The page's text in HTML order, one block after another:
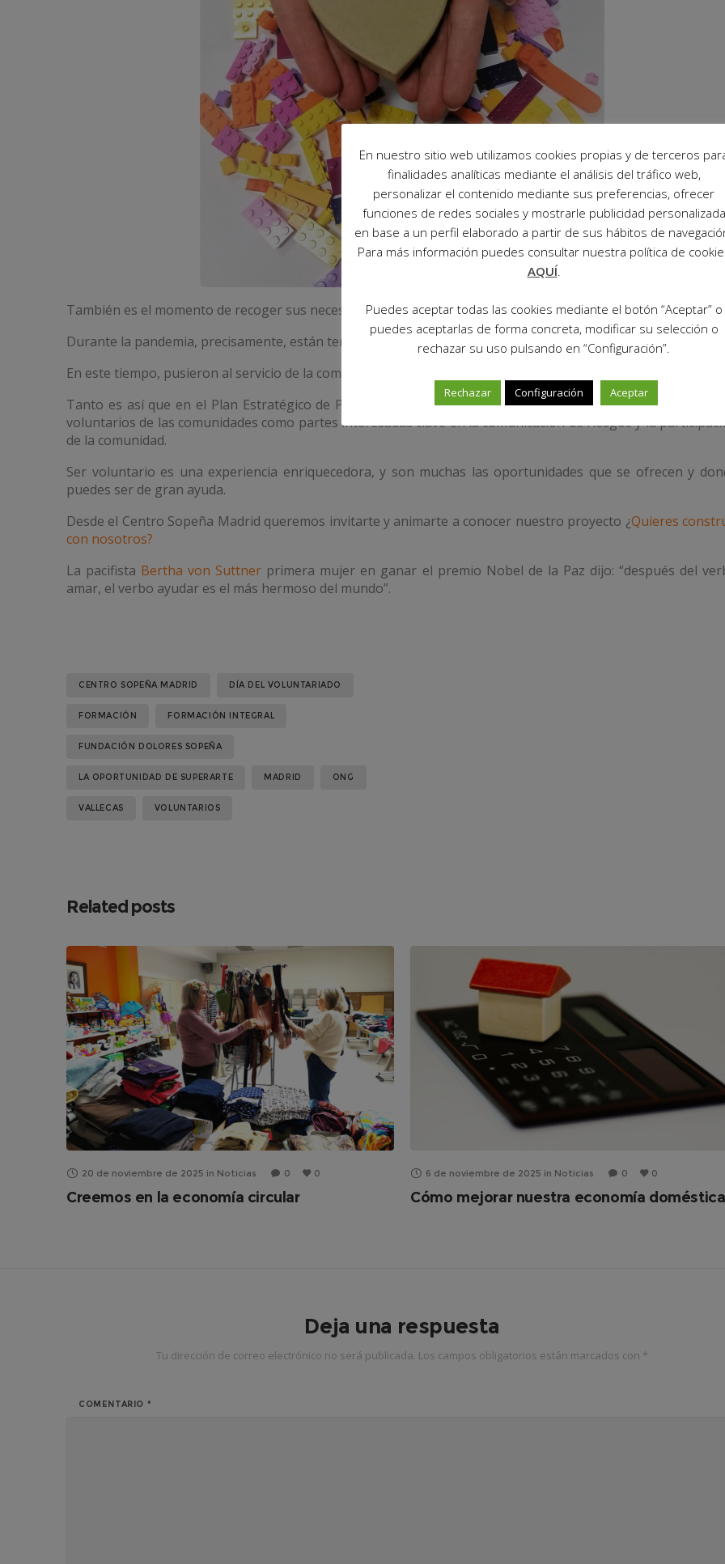
También es el momento de recoger sus necesidades y atender sus dificultades.
Durante la pandemia, precisamente, están teniendo especial importancia.
En este tiempo, pusieron al servicio de la comunidad su trabajo y su tiempo, su respuesta fue inmediata.
Tanto es así que en el Plan Estratégico de Preparación y Respuesta COVID- 19 de la OMS se identifica a
voluntarios de las comunidades como partes interesadas clave en la comunicación de riesgos y la
de la comunidad.
Ser voluntario es una experiencia enriquecedora, y son muchas las oportunidades que se ofrecen y
puedes ser de gran ayuda.
Desde el Centro Sopeña Madrid queremos invitarte y animarte a conocer nuestro proyecto ¿Quieres
con nosotros?
La pacifista Bertha von Suttner primera mujer en ganar el premio Nobel de la Paz dijo: “después del
amar, el verbo ayudar es el más hermoso del mundo”.
CENTRO SOPEÑA MADRID DÍA DEL VOLUNTARIADO
FORMACIÓN FORMACIÓN INTEGRAL
FUNDACIÓN DOLORES SOPEÑA
LA OPORTUNIDAD DE SUPERARTE MADRID ONG
VALLECAS VOLUNTARIOS
Related posts
20 de noviembre de 2025 in Noticias 0 0
Creemos en la economía circular
6 de noviembre de 2025 in Noticias 0 0
Cómo mejorar nuestra economía doméstica
Deja una respuesta
Tu dirección de correo electrónico no será publicada. Los campos obligatorios están marcados con *
COMENTARIO *
En nuestro sitio web utilizamos cookies propias y de terceros
finalidades analíticas mediante el análisis del tráfico web,
personalizar el contenido mediante sus preferencias, ofrecer
funciones de redes sociales y mostrarle publicidad personalizada
en base a un perfil elaborado a partir de sus hábitos de
Para más información puedes consultar nuestra política de
AQUÍ.
Puedes aceptar todas las cookies mediante el botón “Aceptar” o
puedes aceptarlas de forma concreta, modificar su selección o
rechazar su uso pulsando en “Configuración”.
Rechazar Configuración Aceptar